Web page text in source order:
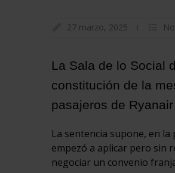
27 marzo, 2025
La Sala de lo Social
constitución de la
pasajeros de
La sentencia supone, en la
empezó a aplicar pero sin
negociar un convenio